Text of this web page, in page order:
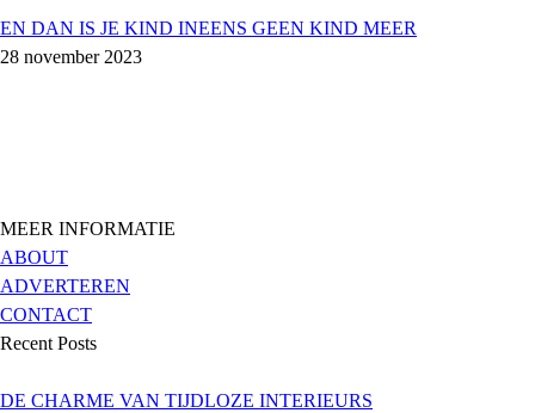
EN DAN IS JE KIND INEENS GEEN KIND MEER
28 november 2023
MEER INFORMATIE
ABOUT
ADVERTEREN
CONTACT
Recent Posts
DE CHARME VAN TIJDLOZE INTERIEURS